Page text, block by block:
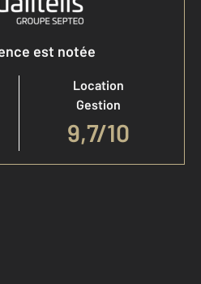
est notée
Location
Gestion
9,7/10